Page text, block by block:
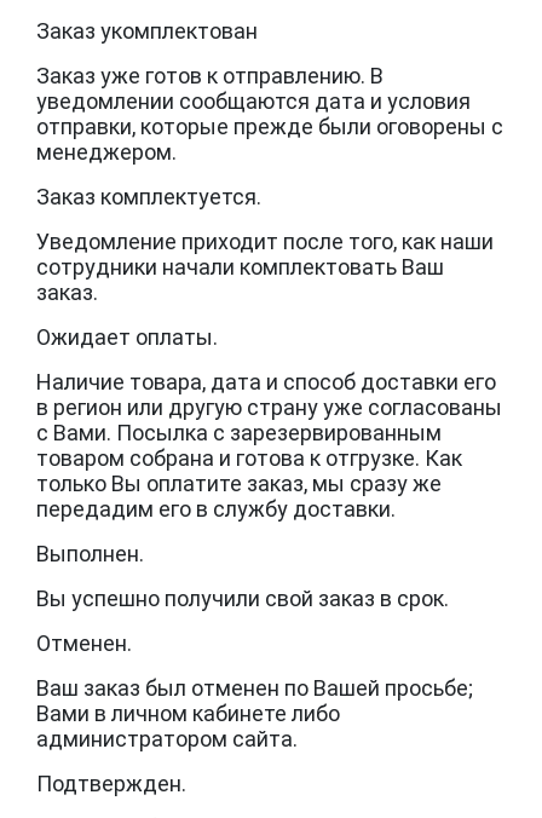
Заказ укомплектован
Заказ уже готов к отправлению. В
уведомлении сообщаются дата и условия
отправки, которые прежде были оговорены с
менеджером.
Заказ комплектуется.
Уведомление приходит после того, как наши
сотрудники начали комплектовать Ваш
заказ.
Ожидает оплаты.
Наличие товара, дата и способ доставки его
в регион или другую страну уже согласованы
с Вами. Посылка с зарезервированным
товаром собрана и готова к отгрузке. Как
только Вы оплатите заказ, мы сразу же
передадим его в службу доставки.
Выполнен.
Вы успешно получили свой заказ в срок.
Отменен.
Ваш заказ был отменен по Вашей просьбе;
Вами в личном кабинете либо
администратором сайта.
Подтвержден.